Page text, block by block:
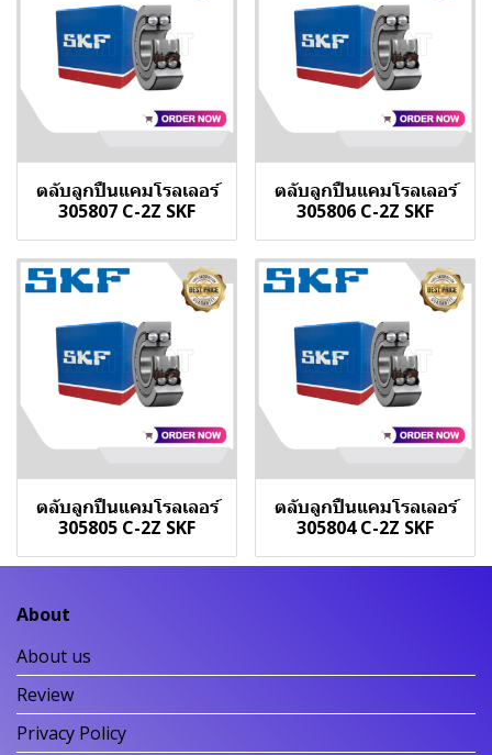
ตลับลูกปืนแคมโรลเลอร์
305807 C-2Z SKF
ตลับลูกปืนแคมโรลเลอร์
305806 C-2Z SKF
ตลับลูกปืนแคมโรลเลอร์
305805 C-2Z SKF
ตลับลูกปืนแคมโรลเลอร์
305804 C-2Z SKF
About
About us
Review
Privacy Policy